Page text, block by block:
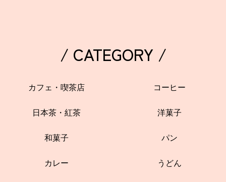
/ CATEGORY /
カフェ・喫茶店 コーヒー
日本茶・紅茶 洋菓子
和菓子 パン
カレー うどん